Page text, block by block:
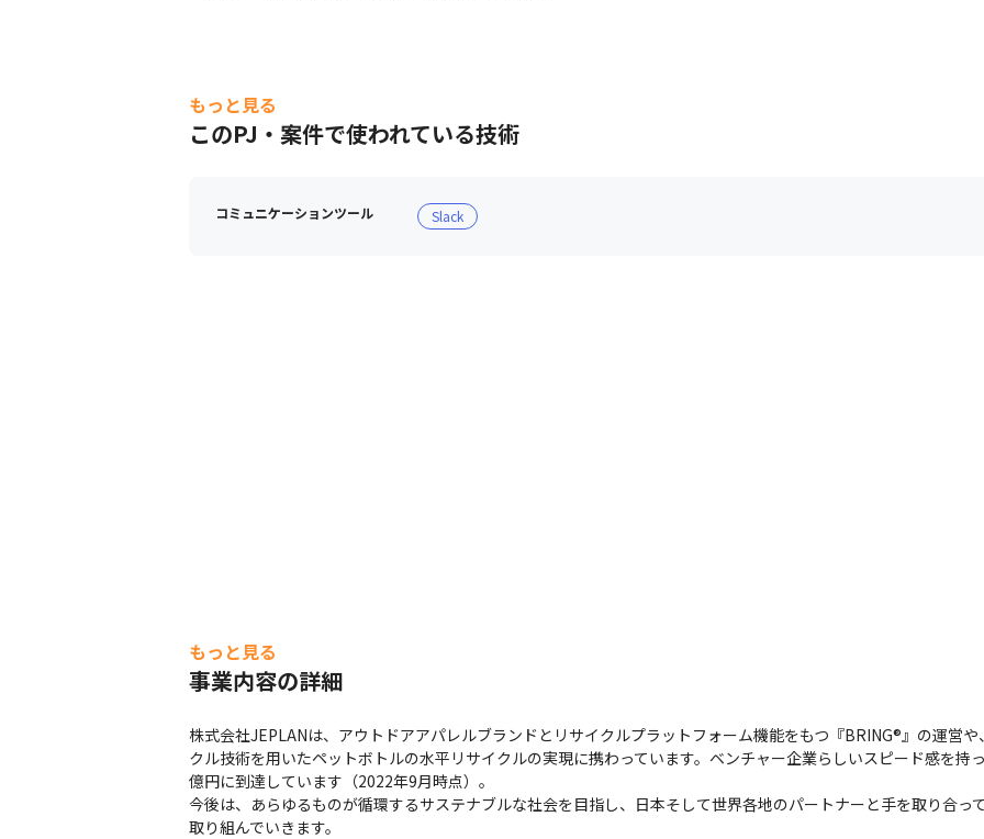
もっと見る
このPJ・案件で使われている技術
コミュニケーションツール Slack
もっと見る
事業内容の詳細
株式会社JEPLANは、アウトドアアパレルブランドとリサイクルプラットフォーム機能をもつ『BRING®』の運営
クル技術を用いたペットボトルの水平リサイクルの実現に携わっています。ベンチャー企業らしいスピード感を持
億円に到達しています（2022年9月時点）。
今後は、あらゆるものが循環するサステナブルな社会を目指し、日本そして世界各地のパートナーと手を取り合っ
取り組んでいきます。